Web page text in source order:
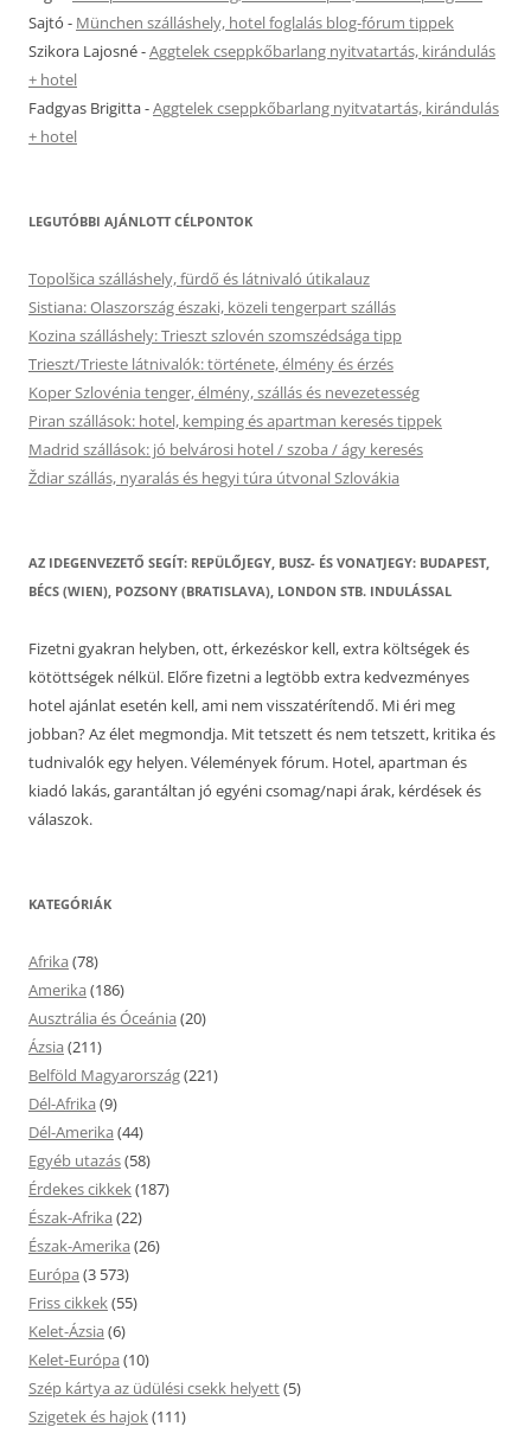
Sajtó - München szálláshely, hotel foglalás blog-fórum tippek
Szikora Lajosné-Aggtelek cseppkőbarlang nyitvatartás, kirándulás
+ hotel
Fadgyas Brigitta-Aggtelek cseppkőbarlang nyitvatartás, kirándulás
+ hotel
LEGUTÓBBI AJÁNLOTT CÉLPONTOK
Topolšica szálláshely, fürdő és látnivaló útikalauz
Sistiana: Olaszország északi, közeli tengerpart szállás
Kozina szálláshely: Trieszt szlovén szomszédsága tipp
Trieszt/Trieste látnivalók: története, élmény és érzés
Koper Szlovénia tenger, élmény, szállás és nevezetesség
Piran szállások: hotel, kemping és apartman keresés tippek
Madrid szállások: jó belvárosi hotel / szoba / ágy keresés
Ždiar szállás, nyaralás és hegyi túra útvonal Szlovákia
AZ IDEGENVEZETŐ SEGÍT: REPÜLŐJEGY, BUSZ- ÉS VONATJEGY: BUDAPEST,
BÉCS (WIEN), POZSONY (BRATISLAVA), LONDON STB. INDULÁSSAL
Fizetni gyakran helyben, ott, érkezéskor kell, extra költségek és
kötöttségek nélkül. Előre fizetni a legtöbb extra kedvezményes
hotel ajánlat esetén kell, ami nem visszatérítendő. Mi éri meg
jobban? Az élet megmondja. Mit tetszett és nem tetszett, kritika és
tudnivalók egy helyen. Vélemények fórum. Hotel, apartman és
kiadó lakás, garantáltan jó egyéni csomag/napi árak, kérdések és
válaszok.
KATEGÓRIÁK
Afrika (78)
Amerika (186)
Ausztrália és Óceánia (20)
Ázsia (211)
Belföld Magyarország(221)
Dél-Afrika (9)
Dél-Amerika (44)
Egyéb utazás(58)
Érdekes cikkek(187)
Észak-Afrika (22)
Észak-Amerika (26)
Európa (3 573)
Friss cikkek(55)
Kelet-Ázsia (6)
Kelet-Európa (10)
Szép kártya az üdülési csekk helyett(5)
Szigetek és hajok(111)